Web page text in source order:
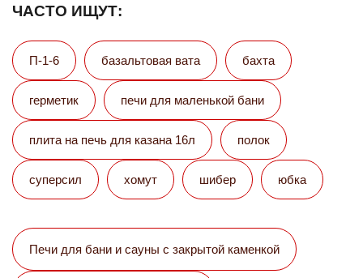
ЧАСТО ИЩУТ:
П-1-6 базальтовая вата бахта
герметик печи для маленькой бани
плита на печь для казана 16л полок
суперсил хомут шибер юбка
Печи для бани и сауны с закрытой каменкой